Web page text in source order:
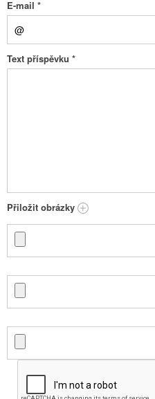
E-mail *
Text příspěvku *
Přiložit obrázky